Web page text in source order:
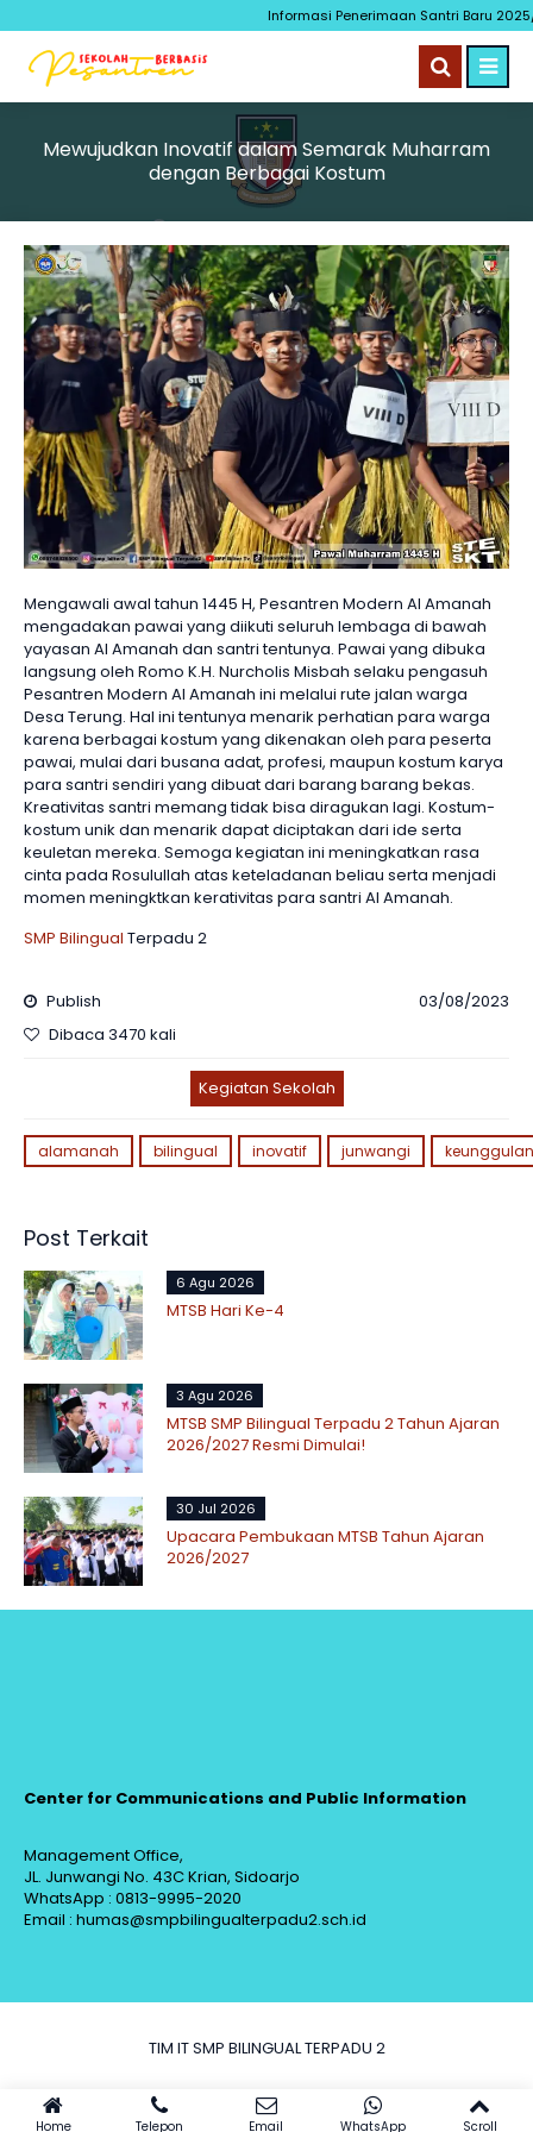
Informasi Penerimaan Santri Baru
Mewujudkan Inovatif dalam Semarak Muharram
dengan Berbagai Kostum
Mengawali awal tahun 1445 H, Pesantren Modern Al Amanah
mengadakan pawai yang diikuti seluruh lembaga di bawah
yayasan Al Amanah dan santri tentunya. Pawai yang dibuka
langsung oleh Romo K.H. Nurcholis Misbah selaku pengasuh
Pesantren Modern Al Amanah ini melalui rute jalan warga
Desa Terung. Hal ini tentunya menarik perhatian para warga
karena berbagai kostum yang dikenakan oleh para peserta
pawai, mulai dari busana adat, profesi, maupun kostum karya
para santri sendiri yang dibuat dari barang barang bekas.
Kreativitas santri memang tidak bisa diragukan lagi. Kostum-
kostum unik dan menarik dapat diciptakan dari ide serta
keuletan mereka. Semoga kegiatan ini meningkatkan rasa
cinta pada Rosulullah atas keteladanan beliau serta menjadi
momen meningktkan kerativitas para santri Al Amanah.
SMP Bilingual Terpadu 2
Publish
03/08/2023
Dibaca 3470 kali
Kegiatan Sekolah
alamanah bilingual inovatif junwangi keunggulan
Post Terkait
6 Agu 2026
MTSB Hari Ke-4
3 Agu 2026
MTSB SMP Bilingual Terpadu 2 Tahun Ajaran
2026/2027 Resmi Dimulai!
30 Jul 2026
Upacara Pembukaan MTSB Tahun Ajaran
2026/2027
Center for Communications and Public Information
Management Office,
JL. Junwangi No. 43C Krian, Sidoarjo
WhatsApp : 0813-9995-2020
Email : humas@smpbilingualterpadu2.sch.id
TIM IT SMP BILINGUAL TERPADU 2
Home Telepon Email WhatsApp Scroll